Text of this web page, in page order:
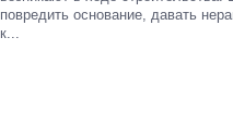
повредить основание, давать
к...